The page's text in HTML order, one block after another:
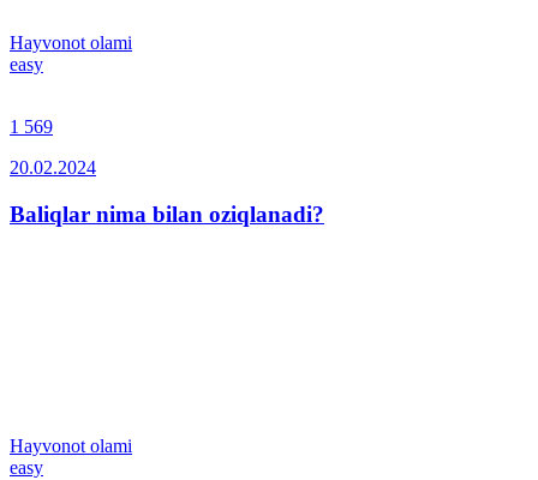
Hayvonot olami
easy
1 569
20.02.2024
Baliqlar nima bilan oziqlanadi?
Hayvonot olami
easy